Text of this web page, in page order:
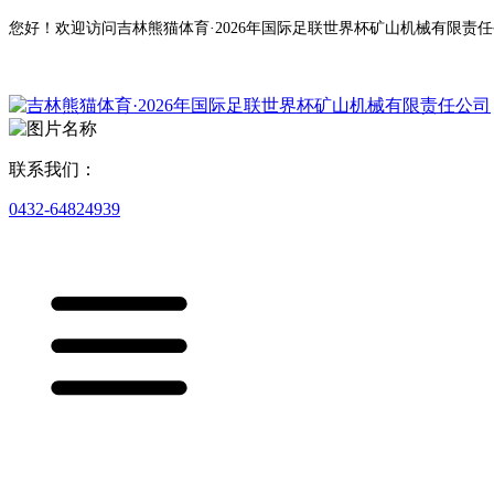
您好！欢迎访问吉林熊猫体育·2026年国际足联世界杯矿山机械有限责
联系我们：
0432-64824939